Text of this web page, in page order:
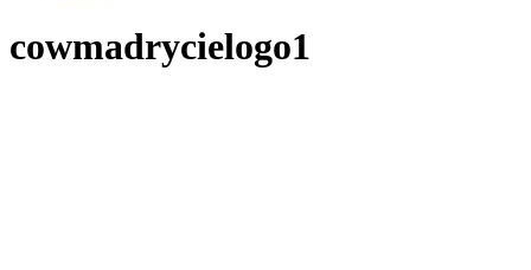
cowmadrycielogo1